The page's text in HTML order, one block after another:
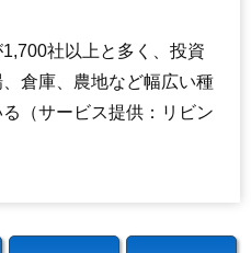
社以上と多く、投資
倉庫、農地など幅広い種
（サービス提供：リビン